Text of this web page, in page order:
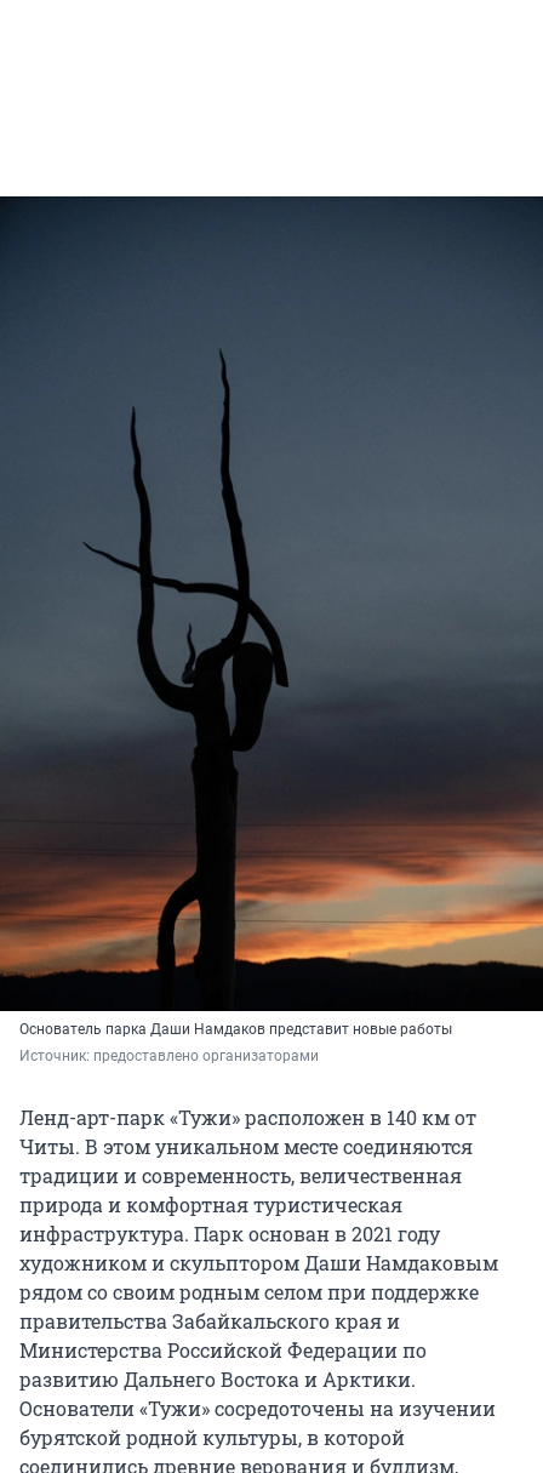
Основатель парка Даши Намдаков представит новые работы
Источник: предоставлено организаторами
Ленд-арт-парк «Тужи» расположен в 140 км от
Читы. В этом уникальном месте соединяются
традиции и современность, величественная
природа и комфортная туристическая
инфраструктура. Парк основан в 2021 году
художником и скульптором Даши Намдаковым
рядом со своим родным селом при поддержке
правительства Забайкальского края и
Министерства Российской Федерации по
развитию Дальнего Востока и Арктики.
Основатели «Тужи» сосредоточены на изучении
бурятской родной культуры, в которой
соединились древние верования и буддизм,